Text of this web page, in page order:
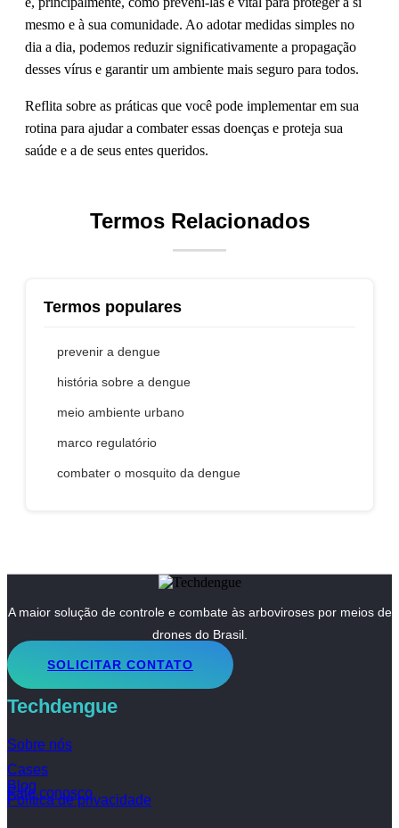
mesmo e à sua comunidade. Ao adotar medidas simples no
dia a dia, podemos reduzir significativamente a propagação
desses vírus e garantir um ambiente mais seguro para todos.
Reflita sobre as práticas que você pode implementar em sua
rotina para ajudar a combater essas doenças e proteja sua
saúde e a de seus entes queridos.
Termos Relacionados
Termos populares
prevenir a dengue
história sobre a dengue
meio ambiente urbano
marco regulatório
combater o mosquito da dengue
A maior solução de controle e combate às arboviroses por meios de
drones do Brasil.
SOLICITAR CONTATO
Techdengue
Sobre nós
Cases
Blog
Fale conosco
Política de privacidade